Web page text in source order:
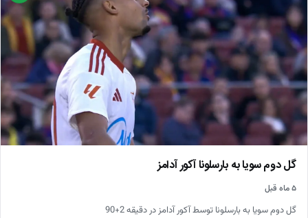
گل دوم سویا به بارسلونا آکور آدامز
۵ ماه قبل
گل دوم سویا به بارسلونا توسط آکور آدامز در دقیقه 2+90